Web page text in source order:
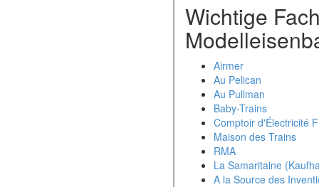
Wichtige
Airmer
Au Pelican
Au Pullman
Baby-Trains
Comptoir d'Électricité
Maison des Trains
RMA
La Samaritaine
A la Source des